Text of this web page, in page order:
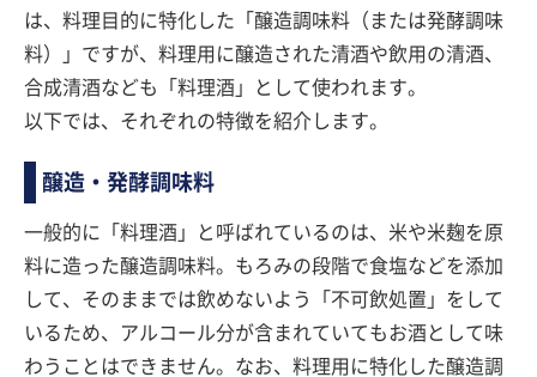
は、料理目的に特化した「醸造調味料（または発酵調味
料）」ですが、料理用に醸造された清酒や飲用の清酒、
合成清酒なども「料理酒」として使われます。
以下では、それぞれの特徴を紹介します。
醸造・発酵調味料
一般的に「料理酒」と呼ばれているのは、米や米麹を原
料に造った醸造調味料。もろみの段階で食塩などを添加
して、そのままでは飲めないよう「不可飲処置」をして
いるため、アルコール分が含まれていてもお酒として味
わうことはできません。なお、料理用に特化した醸造調